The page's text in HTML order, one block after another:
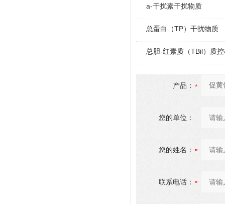
a-干扰素干扰物质
总蛋白（TP）干扰物质
总胆-红素质（TBil）质
产品：
您的单位：
您的姓名：
联系电话：